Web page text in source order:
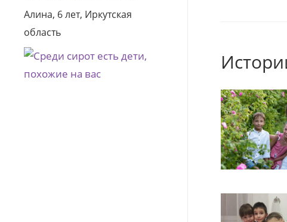
Алина, 6 лет, Иркутская
область